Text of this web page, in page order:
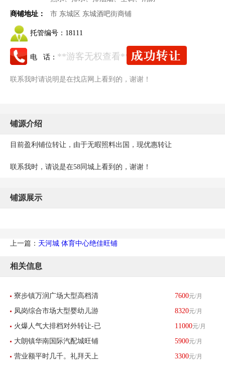
商铺地址：
市 东城区 东城酒吧街商铺
托管编号： 18111
电 话： **游客无权查看**
联系我时请说明是在找店网上看到的，谢谢！
铺源介绍
目前盈利铺位转让，由于无暇照料出国，现优惠转让
联系我时，请说是在58同城上看到的，谢谢！
铺源展示
上一篇： 天河城 体育中心绝佳旺铺
相关信息
寮步镇万润广场大型高档清
吧转让-东莞找店网
7600元/月
凤岗综合市场大型婴幼儿游
泳馆转让-东莞找店网
8320元/月
火爆人气大排档对外转让-已
转让
11000元/月
大朗镇华南国际汽配城旺铺
六年老店转让-已转让
5900元/月
营业额平时几千。礼拜天上 3300元/月